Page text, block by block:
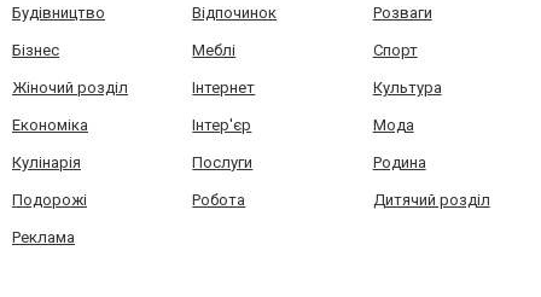
Будівництво Відпочинок Розваги
Бізнес Меблі Спорт
Жіночий розділ Інтернет Культура
Економіка Інтер'єр Мода
Кулінарія Послуги Родина
Подорожі Робота Дитячий розділ
Реклама